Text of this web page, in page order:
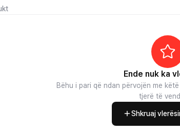
Ende nuk ka
Bëhu i pari që ndan përvojën me
tjerë të
Shkruaj